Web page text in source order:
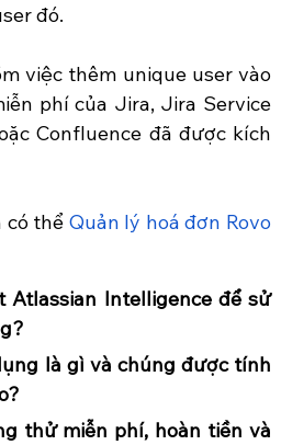
đó.
việc thêm unique user vào
phí của Jira, Jira Service
Confluence đã được kích
có thể Quản lý hoá đơn Rovo
Atlassian Intelligence để sử
là gì và chúng được tính
thử miễn phí, hoàn tiền và